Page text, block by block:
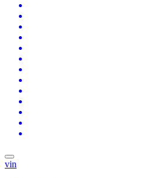
vin